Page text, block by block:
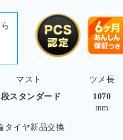
マスト
ツメ長
段スタンダード
1070
mm
タイヤ新品交換